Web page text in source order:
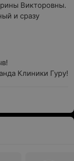
Викторовны.
и сразу
Клиники Гуру!